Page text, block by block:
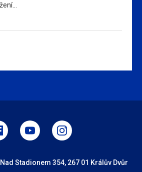
Nad Stadionem 354, 267 01 Králův Dvůr